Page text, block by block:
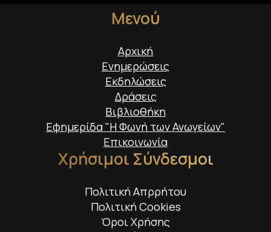
Μενού
Αρχική
Ενημερώσεις
Εκδηλώσεις
Δράσεις
Βιβλιοθήκη
Εφημερίδα "Η Φωνή των Ανωγείων"
Επικοινωνία
Χρήσιμοι Σύνδεσμοι
Πολιτική Απρρήτου
Πολιτική Cookies
Όροι Χρήσης